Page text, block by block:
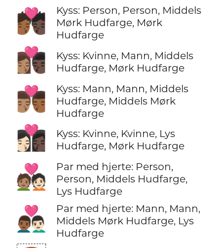
🧑🏾‍❤️‍💋‍🧑🏿
Kyss: Person, Person, Middels
Mørk Hudfarge, Mørk
Hudfarge
👩🏽‍❤️‍💋‍👨🏿
Kyss: Kvinne, Mann, Middels
Hudfarge, Mørk Hudfarge
👨🏽‍❤️‍💋‍👨🏾
Kyss: Mann, Mann, Middels
Hudfarge, Middels Mørk
Hudfarge
👩🏻‍❤️‍💋‍👩🏿
Kyss: Kvinne, Kvinne, Lys
Hudfarge, Mørk Hudfarge
🧑🏽‍❤️‍🧑🏻
Par med hjerte: Person,
Person, Middels Hudfarge,
Lys Hudfarge
👨🏾‍❤️‍👨🏻
Par med hjerte: Mann, Mann,
Middels Mørk Hudfarge, Lys
Hudfarge